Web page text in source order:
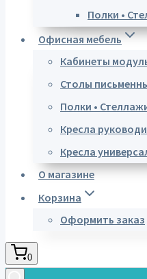
Полки •
Офисная мебель
Кабинеты
Столы
Полки •
Кресла
Кресла
О магазине
Корзина
Оформить заказ
0